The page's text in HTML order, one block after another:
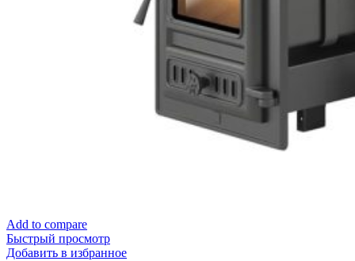
Add to compare
Быстрый просмотр
Добавить в избранное